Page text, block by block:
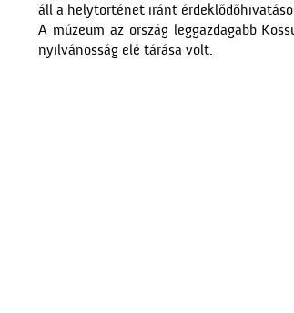
áll a helytörténet iránt
A múzeum az ország leggazdagabb
nyilvánosság elé tárása volt.